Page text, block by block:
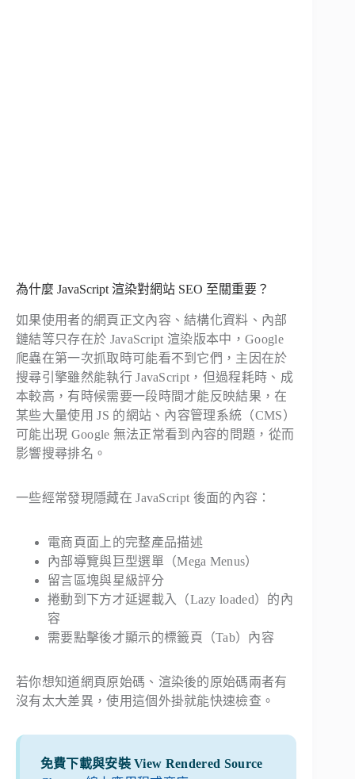
為什麼 JavaScript 渲染對網站 SEO 至關重要？
如果使用者的網頁正文內容、結構化資料、內部
鏈結等只存在於 JavaScript 渲染版本中，Google
爬蟲在第一次抓取時可能看不到它們，主因在於
搜尋引擎雖然能執行 JavaScript，但過程耗時、成
本較高，有時候需要一段時間才能反映結果，在
某些大量使用 JS 的網站、內容管理系統（CMS）
可能出現 Google 無法正常看到內容的問題，從而
影響搜尋排名。
一些經常發現隱藏在 JavaScript 後面的內容：
電商頁面上的完整產品描述
內部導覽與巨型選單（Mega Menus）
留言區塊與星級評分
捲動到下方才延遲載入（Lazy loaded）的內
容
需要點擊後才顯示的標籤頁（Tab）內容
若你想知道網頁原始碼、渲染後的原始碼兩者有
沒有太大差異，使用這個外掛就能快速檢查。
免費下載與安裝 View Rendered Source